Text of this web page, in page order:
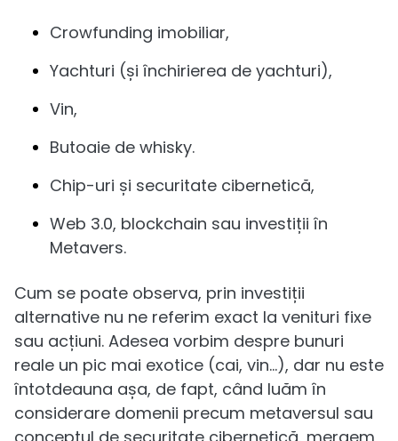
Crowfunding imobiliar,
Yachturi (și închirierea de yachturi),
Vin,
Butoaie de whisky.
Chip-uri și securitate cibernetică,
Web 3.0, blockchain sau investiții în
Metavers.
Cum se poate observa, prin investiții
alternative nu ne referim exact la venituri fixe
sau acțiuni. Adesea vorbim despre bunuri
reale un pic mai exotice (cai, vin...), dar nu este
întotdeauna așa, de fapt, când luăm în
considerare domenii precum metaversul sau